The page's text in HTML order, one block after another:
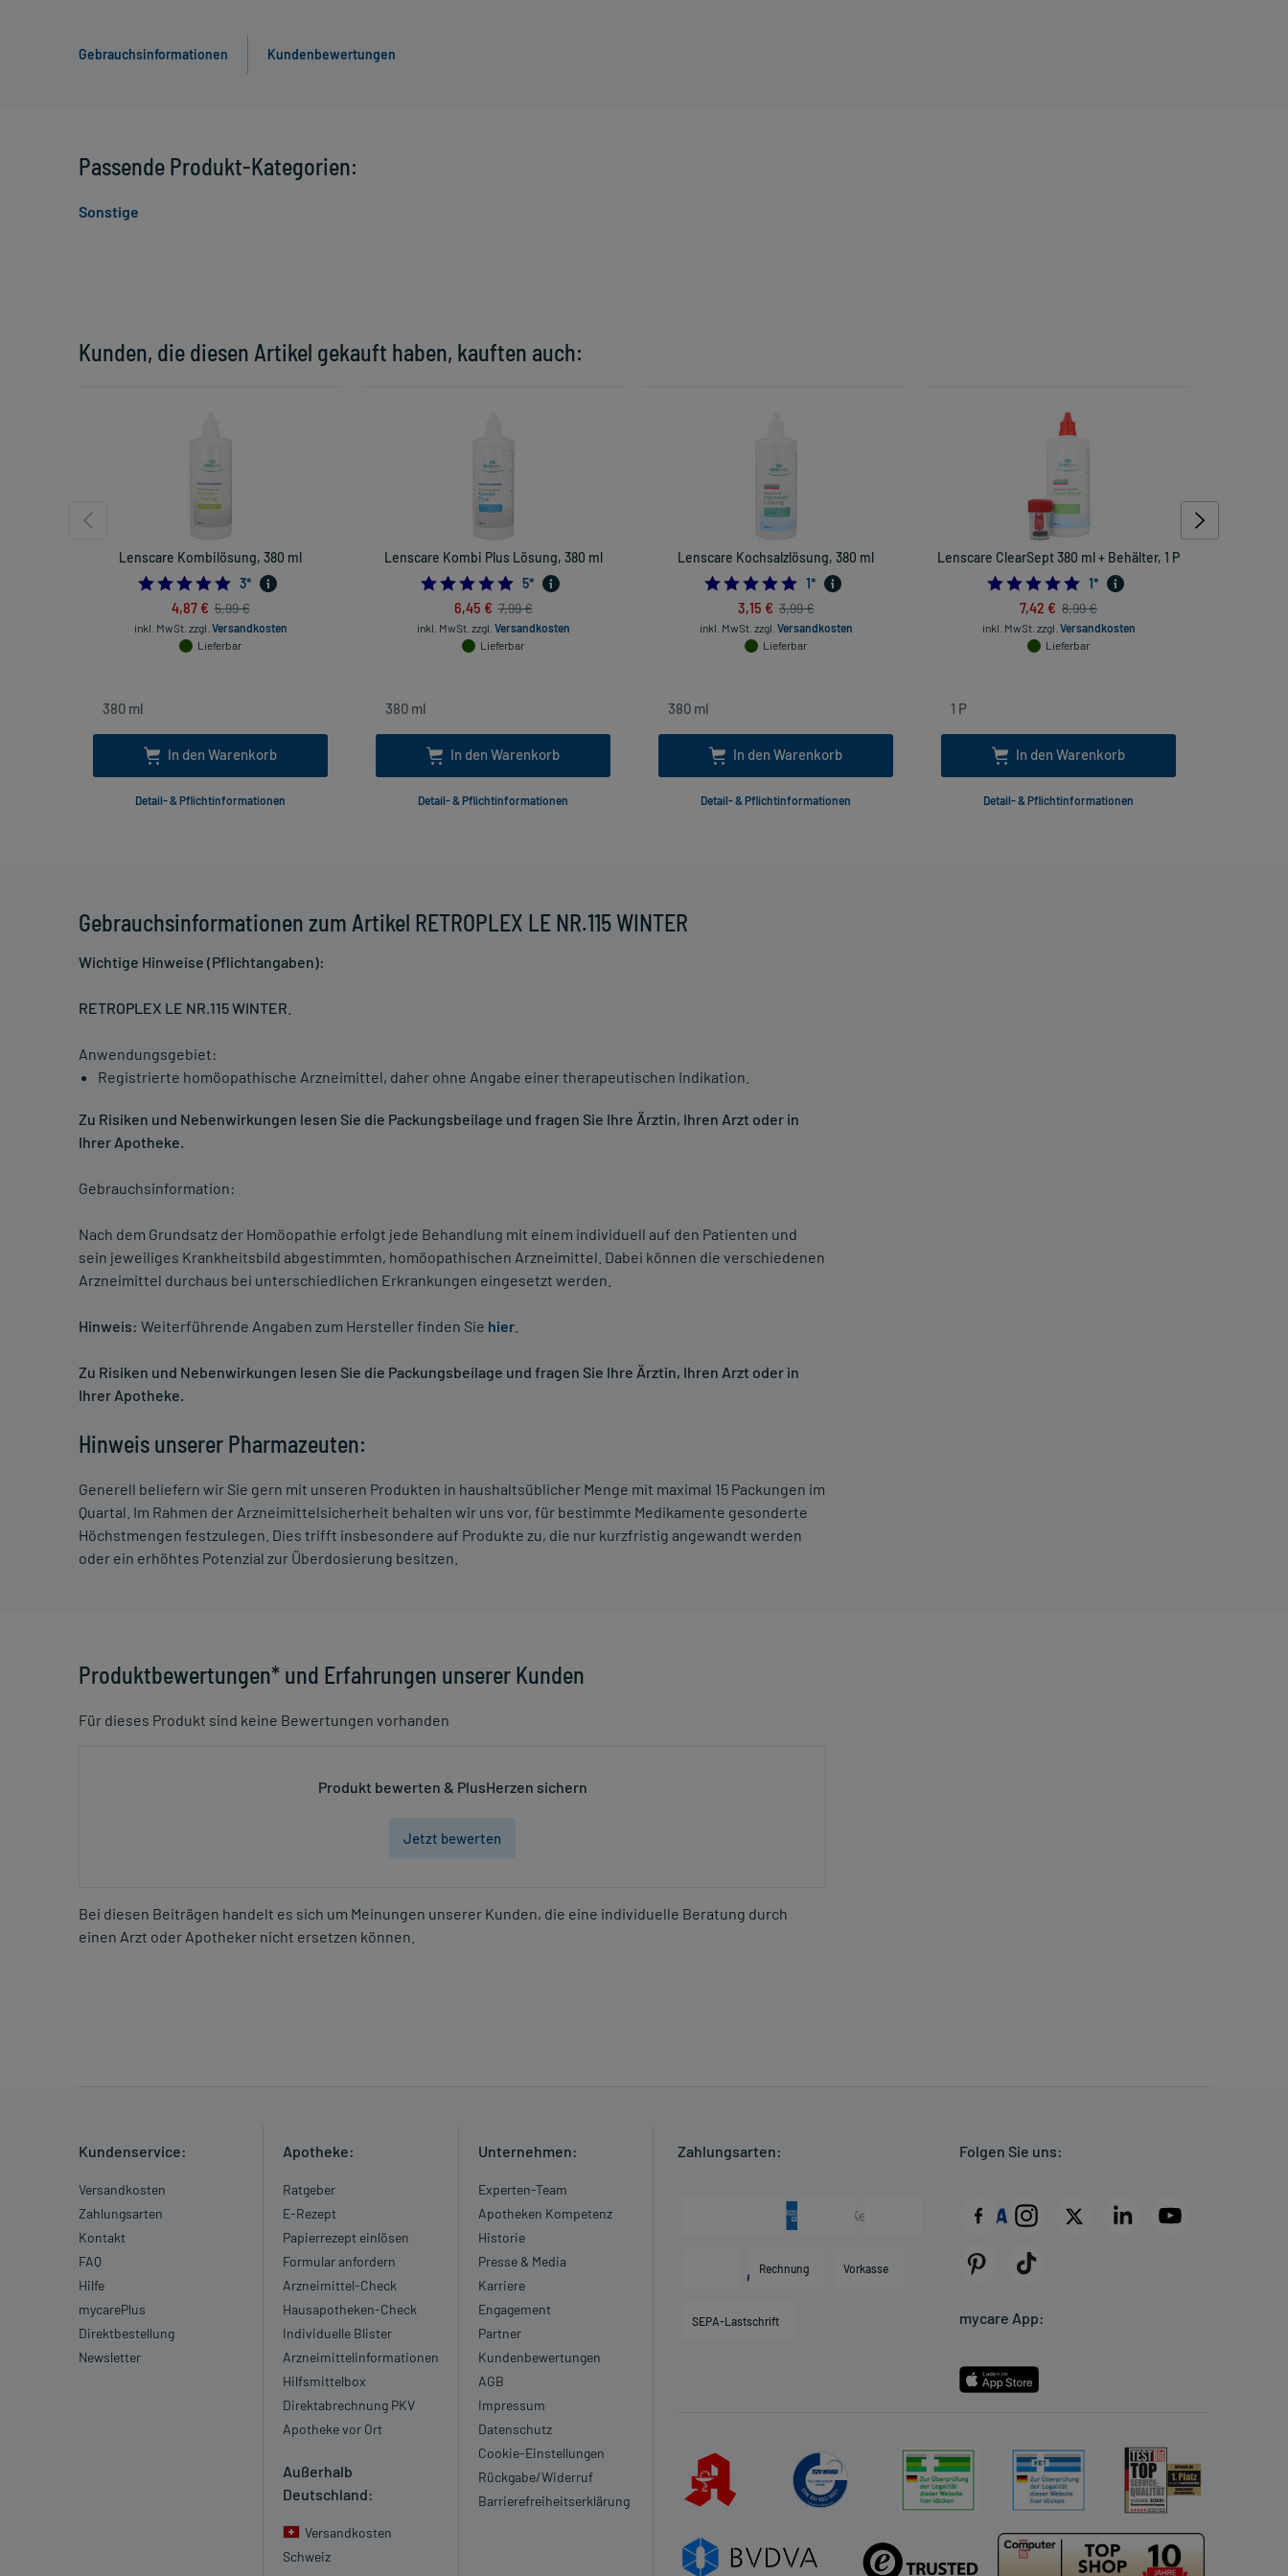
Gebrauchsinformationen Kundenbewertungen
Gebrauchsinformationen zum Artikel RETROPLEX LE NR.115 WINTER
Wichtige Hinweise (Pflichtangaben):
RETROPLEX LE NR.115 WINTER
Anwendungsgebiet:
Registrierte homöopathische Arzneimittel, daher ohne Angabe einer therapeutischen Indikation.
Zu Risiken und Nebenwirkungen lesen Sie die Packungsbeilage und fragen Sie Ihre Ärztin, Ihren Arzt oder in
Ihrer Apotheke.
Gebrauchsinformation:
Nach dem Grundsatz der Homöopathie erfolgt jede Behandlung mit einem individuell auf den Patienten und
sein jeweiliges Krankheitsbild abgestimmten, homöopathischen Arzneimittel. Dabei können die verschiedenen
Arzneimittel durchaus bei unterschiedlichen Erkrankungen eingesetzt werden.
Hinweis: Weiterführende Angaben zum Hersteller finden Sie hier
Zu Risiken und Nebenwirkungen lesen Sie die Packungsbeilage und fragen Sie Ihre Ärztin, Ihren Arzt oder in
Ihrer Apotheke.
Hinweis unserer Pharmazeuten:
Generell beliefern wir Sie gern mit unseren Produkten in haushaltsüblicher Menge mit maximal 15 Packungen im
Quartal. Im Rahmen der Arzneimittelsicherheit behalten wir uns vor, für bestimmte Medikamente gesonderte
Höchstmengen festzulegen. Dies trifft insbesondere auf Produkte zu, die nur kurzfristig angewandt werden
oder ein erhöhtes Potenzial zur Überdosierung besitzen.
Produktbewertungen* und Erfahrungen unserer Kunden
Für dieses Produkt sind keine Bewertungen vorhanden
Produkt bewerten & PlusHerzen sichern
Jetzt bewerten
Bei diesen Beiträgen handelt es sich um Meinungen unserer Kunden, die eine individuelle Beratung durch
einen Arzt oder Apotheker nicht ersetzen können.
Kunden, die diesen Artikel gekauft haben, kauften auch:
Lenscare Kombilösung, 380 ml
5.0
3*
4,87 € 5,99 €
inkl. MwSt. zzgl. Versandkosten
Lieferbar
In den Warenkorb
Detail- & Pflichtinformationen
Lenscare Kombi Plus Lösung, 380 ml
5.0
5*
6,45 € 7,99 €
inkl. MwSt. zzgl. Versandkosten
Lieferbar
In den Warenkorb
Detail- & Pflichtinformationen
Lenscare Kochsalzlösung, 380 ml
5.0
1*
3,15 € 3,99 €
inkl. MwSt. zzgl. Versandkosten
Lieferbar
In den Warenkorb
Detail- & Pflichtinformationen
Lenscare ClearSept 380 ml + Behälter, 1 P
5.0
1*
7,42 € 8,99 €
inkl. MwSt. zzgl. Versandkosten
Lieferbar
In den Warenkorb
Detail- & Pflichtinformationen
Passende Produkt-Kategorien:
Sonstige
Kundenservice:
Versandkosten
Zahlungsarten
Kontakt
FAQ
Hilfe
mycarePlus
Direktbestellung
Newsletter
Apotheke:
Ratgeber
E-Rezept
Papierrezept einlösen
Formular anfordern
Arzneimittel-Check
Hausapotheken-Check
Individuelle Blister
Arzneimittelinformationen
Hilfsmittelbox
Direktabrechnung PKV
Apotheke vor Ort
Außerhalb
Deutschland:
Versandkosten
Schweiz
Unternehmen:
Experten-Team
Apotheken Kompetenz
Historie
Presse & Media
Karriere
Engagement
Partner
Kundenbewertungen
AGB
Impressum
Datenschutz
Cookie-Einstellungen
Rückgabe/Widerruf
Barrierefreiheitserklärung
Zahlungsarten:
Rechnung Vorkasse
SEPA-Lastschrift
Folgen Sie uns:
mycare App: